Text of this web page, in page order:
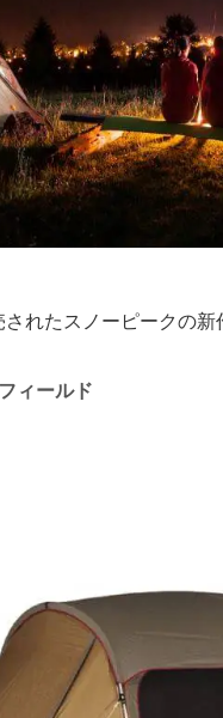
れたスノーピークの新
ィールド